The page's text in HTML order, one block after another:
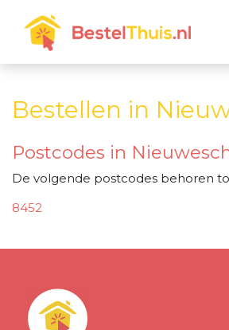
Bestellen in
Postcodes in
De volgende postcodes behoren
8452